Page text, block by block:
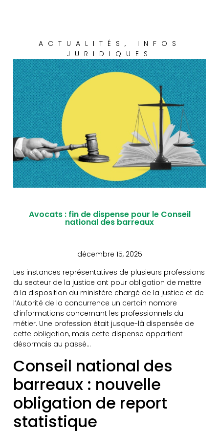
ACTUALITÉS , INFOS
JURIDIQUES
Avocats : fin de dispense pour le Conseil
national des barreaux
décembre 15, 2025
Les instances représentatives de plusieurs professions
du secteur de la justice ont pour obligation de mettre
à la disposition du ministère chargé de la justice et de
l’Autorité de la concurrence un certain nombre
d’informations concernant les professionnels du
métier. Une profession était jusque-là dispensée de
cette obligation, mais cette dispense appartient
désormais au passé…
Conseil national des
barreaux : nouvelle
obligation de report
statistique